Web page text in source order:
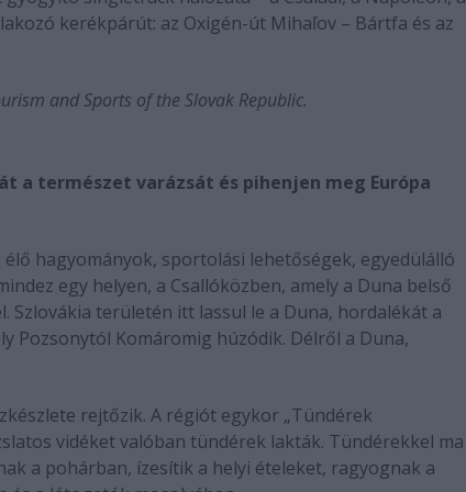
kerékpárút: az Oxigén-út Mihaľov – Bártfa és az
and Sports of the Slovak Republic.
a természet varázsát és pihenjen meg Európa
hagyományok, sportolási lehetőségek, egyedülálló
egy helyen, a Csallóközben, amely a Duna belső
területén itt lassul le a Duna, hordalékát a
Pozsonytól Komáromig húzódik. Délről a Duna,
rejtőzik. A régiót egykor „Tündérek
vidéket valóban tündérek lakták. Tündérekkel ma
a pohárban, ízesítik a helyi ételeket, ragyognak a